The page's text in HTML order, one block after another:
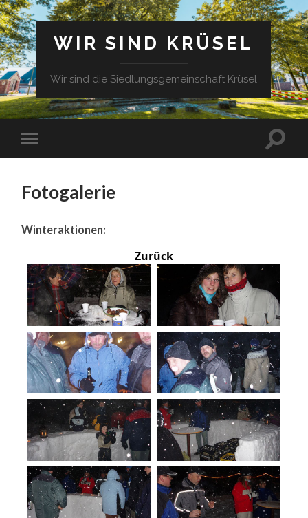
WIR SIND KRÜSEL
Wir sind die Siedlungsgemeinschaft Krüsel
Fotogalerie
Winteraktionen:
Zurück